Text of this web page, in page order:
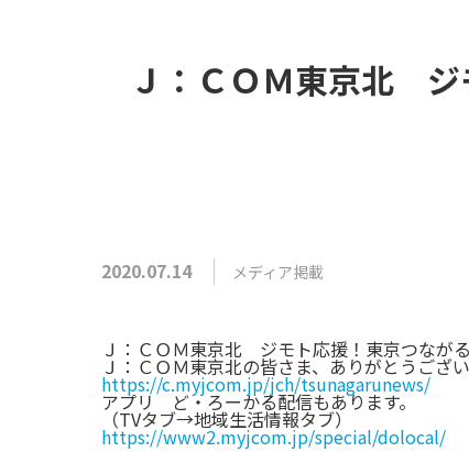
Ｊ：ＣＯＭ東京北 ジ
2020.07.14 メディア掲載
Ｊ：ＣＯＭ東京北 ジモト応援！東京つなが
Ｊ：ＣＯＭ東京北の皆さま、ありがとうござ
https://c.myjcom.jp/jch/tsunagarunews/
アプリ ど・ろーかる配信もあります。
（TVタブ→地域生活情報タブ）
https://www2.myjcom.jp/special/dolocal/